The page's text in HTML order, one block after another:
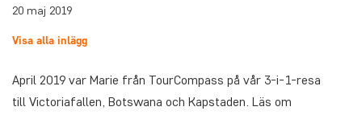
20 maj 2019
Visa alla inlägg
April 2019 var Marie från TourCompass på vår 3-i-1-resa
till Victoriafallen, Botswana och Kapstaden. Läs om